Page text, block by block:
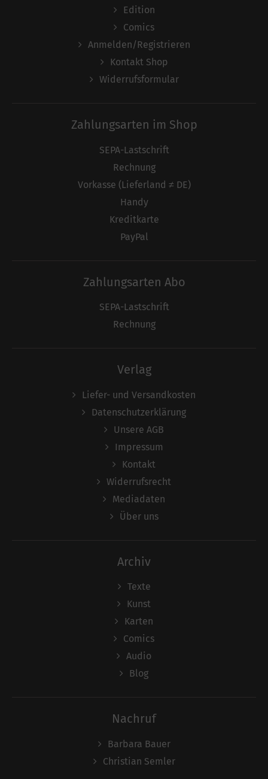
Edition
Comics
Anmelden/Registrieren
Kontakt Shop
Widerrufsformular
Zahlungsarten im Shop
SEPA-Lastschrift
Rechnung
Vorkasse (Lieferland ≠ DE)
Handy
Kreditkarte
PayPal
Zahlungsarten Abo
SEPA-Lastschrift
Rechnung
Verlag
Liefer- und Versandkosten
Datenschutzerklärung
Unsere AGB
Impressum
Kontakt
Widerrufsrecht
Mediadaten
Über uns
Archiv
Texte
Kunst
Karten
Comics
Audio
Blog
Nachruf
Barbara Bauer
Christian Semler